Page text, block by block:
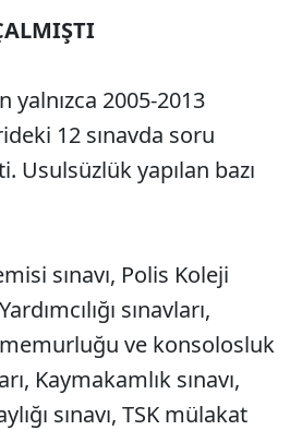
yalnızca 2005-2013
12 sınavda soru
Usulsüzlük yapılan bazı
sınavı, Polis Koleji
sınavları,
memurluğu ve konsolosluk
Kaymakamlık sınavı,
sınavı, TSK mülakat